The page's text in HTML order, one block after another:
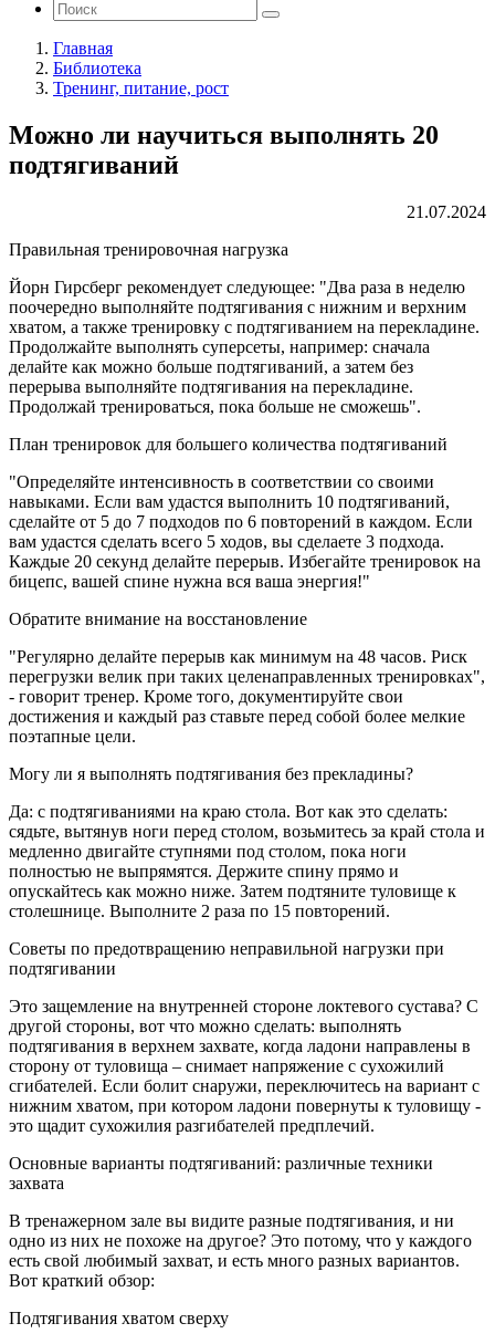
Главная
Библиотека
Тренинг, питание, рост
Можно ли научиться выполнять 20
подтягиваний
21.07.2024
Правильная тренировочная нагрузка
Йорн Гирсберг рекомендует следующее: "Два раза в неделю
поочередно выполняйте подтягивания с нижним и верхним
хватом, а также тренировку с подтягиванием на перекладине.
Продолжайте выполнять суперсеты, например: сначала
делайте как можно больше подтягиваний, а затем без
перерыва выполняйте подтягивания на перекладине.
Продолжай тренироваться, пока больше не сможешь".
План тренировок для большего количества подтягиваний
"Определяйте интенсивность в соответствии со своими
навыками. Если вам удастся выполнить 10 подтягиваний,
сделайте от 5 до 7 подходов по 6 повторений в каждом. Если
вам удастся сделать всего 5 ходов, вы сделаете 3 подхода.
Каждые 20 секунд делайте перерыв. Избегайте тренировок на
бицепс, вашей спине нужна вся ваша энергия!"
Обратите внимание на восстановление
"Регулярно делайте перерыв как минимум на 48 часов. Риск
перегрузки велик при таких целенаправленных тренировках",
- говорит тренер. Кроме того, документируйте свои
достижения и каждый раз ставьте перед собой более мелкие
поэтапные цели.
Могу ли я выполнять подтягивания без прекладины?
Да: с подтягиваниями на краю стола. Вот как это сделать:
сядьте, вытянув ноги перед столом, возьмитесь за край стола и
медленно двигайте ступнями под столом, пока ноги
полностью не выпрямятся. Держите спину прямо и
опускайтесь как можно ниже. Затем подтяните туловище к
столешнице. Выполните 2 раза по 15 повторений.
Советы по предотвращению неправильной нагрузки при
подтягивании
Это защемление на внутренней стороне локтевого сустава? С
другой стороны, вот что можно сделать: выполнять
подтягивания в верхнем захвате, когда ладони направлены в
сторону от туловища – снимает напряжение с сухожилий
сгибателей. Если болит снаружи, переключитесь на вариант с
нижним хватом, при котором ладони повернуты к туловищу -
это щадит сухожилия разгибателей предплечий.
Основные варианты подтягиваний: различные техники
захвата
В тренажерном зале вы видите разные подтягивания, и ни
одно из них не похоже на другое? Это потому, что у каждого
есть свой любимый захват, и есть много разных вариантов.
Вот краткий обзор:
Подтягивания хватом сверху